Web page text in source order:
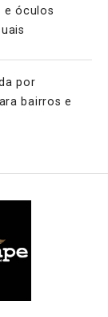
e óculos
por
bairros e